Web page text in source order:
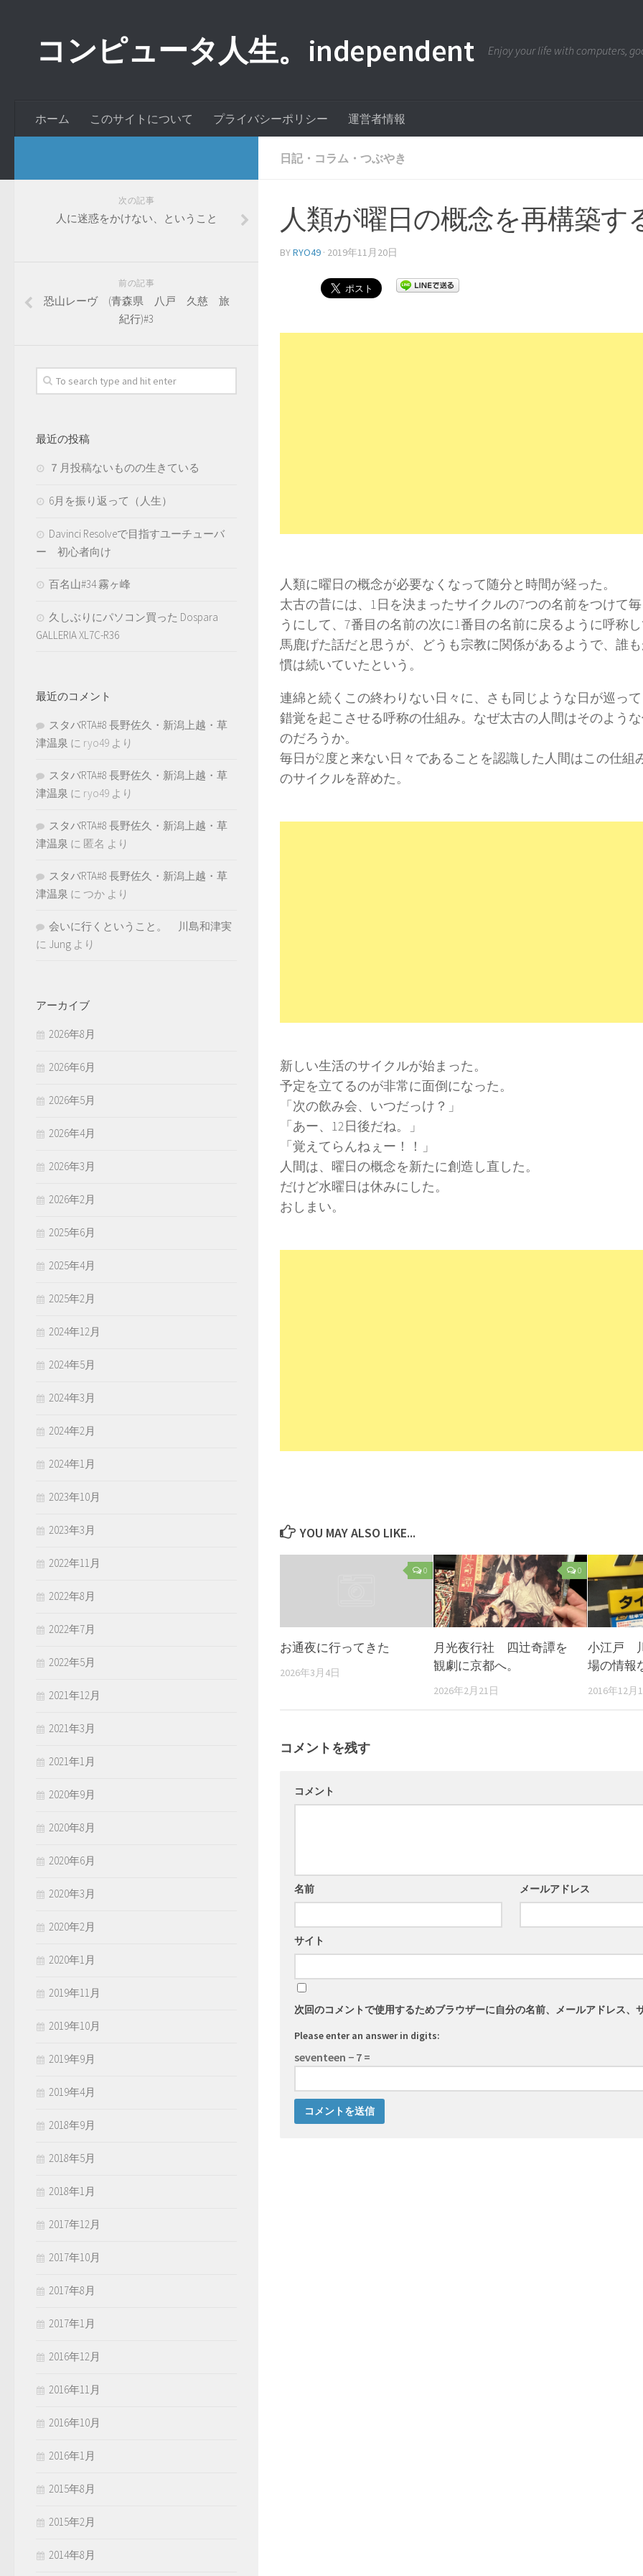
コンピュータ人生。independent Enjoy your life with computers,
ホーム このサイトについて プライバシーポリシー 運営者情報
日記・コラム・つぶやき
人類が曜日の概念を再構築す
BYRYO49 · 2019年11月20日
‪人類に曜日の概念が必要なくなって随分と時間が経った。‬
太古の昔には、1日を決まったサイクルの7つの名前をつけて
うにして、7番目の名前の次に1番目の名前に戻るように呼称
馬鹿げた話だと思うが、どうも宗教に関係があるようで、誰
慣は続いていたという。
連綿と続くこの終わりない日々に、さも同じような日が巡っ
錯覚を起こさせる呼称の仕組み。なぜ太古の人間はそのよう
のだろうか。
毎日が2度と来ない日々であることを認識した人間はこの仕組
のサイクルを辞めた。
新しい生活のサイクルが始まった。
予定を立てるのが非常に面倒になった。
「次の飲み会、いつだっけ？」
「あー、12日後だね。」
「覚えてらんねぇー！！」
人間は、曜日の概念を新たに創造し直した。
だけど水曜日は休みにした。
おしまい。
YOU MAY ALSO LIKE...
0
お通夜に行ってきた
2026年3月4日
0
月光夜行社 四辻奇譚を
観劇に京都へ。
2026年2月21日
小江戸
場の情報
2016年12月
コメントを残す
コメント
名前 メールアドレス
サイト
次回のコメントで使用するためブラウザーに自分の名前、メールアドレス、
Please enter an answer in digits:
seventeen − 7 =
次の記事
人に迷惑をかけない、ということ
前の記事
恐山レーヴ (青森県 八戸 久慈 旅
紀行)#3
最近の投稿
７月投稿ないものの生きている
6月を振り返って（人生）
Davinci Resolveで目指すユーチューバ
ー 初心者向け
百名山#34 霧ヶ峰
久しぶりにパソコン買った Dospara
GALLERIA XL7C-R36
最近のコメント
スタバRTA#8 長野佐久・新潟上越・草
津温泉 に ryo49 より
スタバRTA#8 長野佐久・新潟上越・草
津温泉 に ryo49 より
スタバRTA#8 長野佐久・新潟上越・草
津温泉 に 匿名 より
スタバRTA#8 長野佐久・新潟上越・草
津温泉 に つか より
会いに行くということ。 川島和津実
に Jung より
アーカイブ
2026年8月
2026年6月
2026年5月
2026年4月
2026年3月
2026年2月
2025年6月
2025年4月
2025年2月
2024年12月
2024年5月
2024年3月
2024年2月
2024年1月
2023年10月
2023年3月
2022年11月
2022年8月
2022年7月
2022年5月
2021年12月
2021年3月
2021年1月
2020年9月
2020年8月
2020年6月
2020年3月
2020年2月
2020年1月
2019年11月
2019年10月
2019年9月
2019年4月
2018年9月
2018年5月
2018年1月
2017年12月
2017年10月
2017年8月
2017年1月
2016年12月
2016年11月
2016年10月
2016年1月
2015年8月
2015年2月
2014年8月